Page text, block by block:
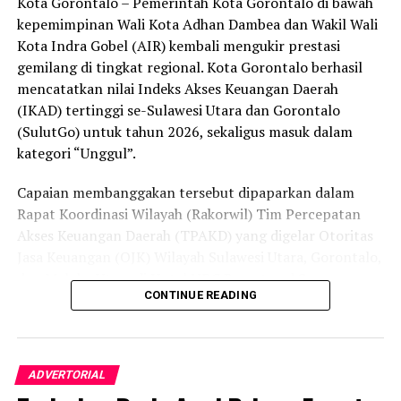
secara menyeluruh, tidak hanya menyasar pengecer
skala kecil tetapi juga distributor dan toko-toko besar
yang melanggar aturan.
Dalam daftar pemeringkatan nasional tersebut, Kota
Denpasar menempati posisi puncak dengan tingkat rasa
aman masyarakat melebihi 81 persen, disusul oleh Kota
Yogyakarta, Surakarta, Semarang, Magelang, dan
Kota Gorontalo yang berada di urutan ketujuh berhasil
mengungguli sejumlah kota berkembang lainnya di
Singkawang. Capaian ini menjadi bukti konkret bahwa
Kota Gorontalo terus bertransformasi menjadi daerah
kepemimpinan Wali Kota Adhan Dambea dan Wakil Wali
Kota Indra Gobel (AIR) kembali mengukir prestasi
gemilang di tingkat regional. Kota Gorontalo berhasil
mencatatkan nilai Indeks Akses Keuangan Daerah
(IKAD) tertinggi se-Sulawesi Utara dan Gorontalo
(SulutGo) untuk tahun 2026, sekaligus masuk dalam
kategori “Unggul”.
Capaian membanggakan tersebut dipaparkan dalam
Rapat Koordinasi Wilayah (Rakorwil) Tim Percepatan
Akses Keuangan Daerah (TPAKD) yang digelar Otoritas
dan Maluku Utara di Hotel NDC Resort and Spa,
Manado, Sulawesi Utara, Rabu (29/7/2026).
Delegasi Pemkot Gorontalo dipimpin langsung oleh
Wakil Wali Kota Gorontalo Indra Gobel, didampingi
Kepala Badan Pendapatan Daerah (Bapenda) Zamronie
CONTINUE READING
ADVERTORIAL